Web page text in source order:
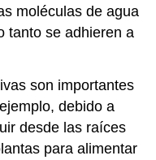
moléculas de agua
tanto se adhieren a
son importantes
debido a
desde las raíces
para alimentar